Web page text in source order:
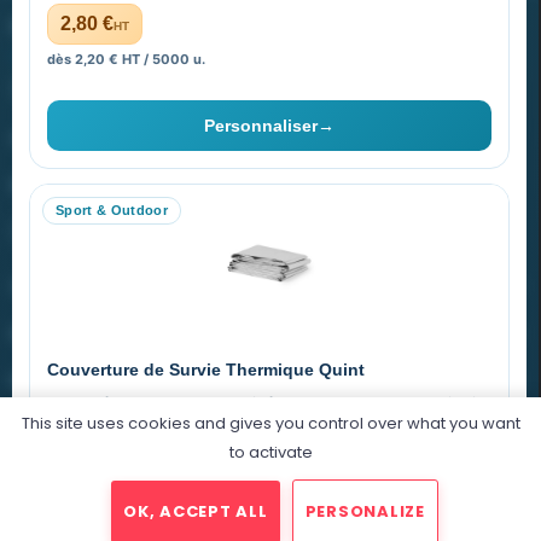
2,80 €HT
dès 2,20 € HT / 5000 u.
Personnaliser→
Sport & Outdoor
Couverture de Survie Thermique Quint
Imperméable et coupe-vent, idéale pour le sport et le plein air.
Économique
PROMENOCH GOODIES
40 rue Madeleine Michelis
92 200 Neuilly
NOTRE SOCIÉTÉ
This site uses cookies and gives you control over what you want
to activate
OK, ACCEPT ALL PERSONALIZE